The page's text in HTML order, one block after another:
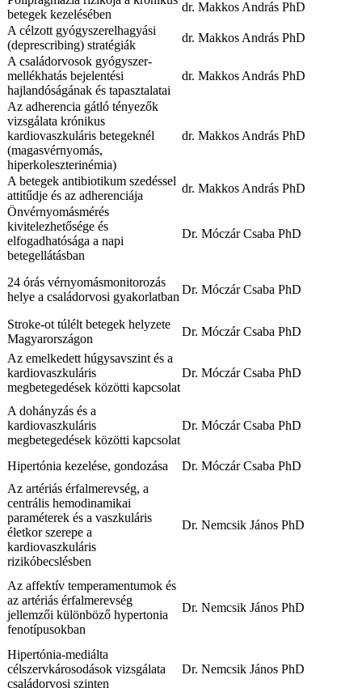
betegek kezelésében
dr. Makkos András PhD
A célzott gyógyszerelhagyási
(deprescribing) stratégiák
dr. Makkos András PhD
A családorvosok gyógyszer-
mellékhatás bejelentési
hajlandóságának és tapasztalatai
dr. Makkos András PhD
Az adherencia gátló tényezők
vizsgálata krónikus
kardiovaszkuláris betegeknél
(magasvérnyomás,
hiperkoleszterinémia)
dr. Makkos András PhD
A betegek antibiotikum szedéssel
attitűdje és az adherenciája
dr. Makkos András PhD
Önvérnyomásmérés
kivitelezhetősége és
elfogadhatósága a napi
betegellátásban
Dr. Móczár Csaba PhD
24 órás vérnyomásmonitorozás
helye a családorvosi gyakorlatban
Dr. Móczár Csaba PhD
Stroke-ot túlélt betegek helyzete
Magyarországon
Dr. Móczár Csaba PhD
Az emelkedett húgysavszint és a
kardiovaszkuláris
megbetegedések közötti kapcsolat
Dr. Móczár Csaba PhD
A dohányzás és a
kardiovaszkuláris
megbetegedések közötti kapcsolat
Dr. Móczár Csaba PhD
Hipertónia kezelése, gondozása
Dr. Móczár Csaba PhD
Az artériás érfalmerevség, a
centrális hemodinamikai
paraméterek és a vaszkuláris
életkor szerepe a
kardiovaszkuláris
rizikóbecslésben
Dr. Nemcsik János PhD
Az affektív temperamentumok és
az artériás érfalmerevség
jellemzői különböző hypertonia
fenotípusokban
Dr. Nemcsik János PhD
Hipertónia-mediálta
célszervkárosodások vizsgálata
családorvosi szinten
Dr. Nemcsik János PhD